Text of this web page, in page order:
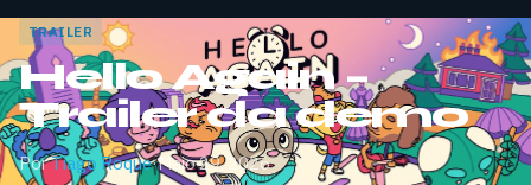
TRAILER
Hello Again –
Trailer da demo
PorTiago Roque·Maio 29, 2026